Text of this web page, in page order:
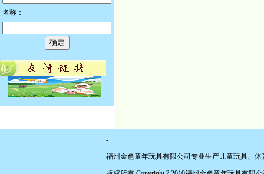
名称：
-
福州金色童年玩具有限公司专业生产儿童玩具、